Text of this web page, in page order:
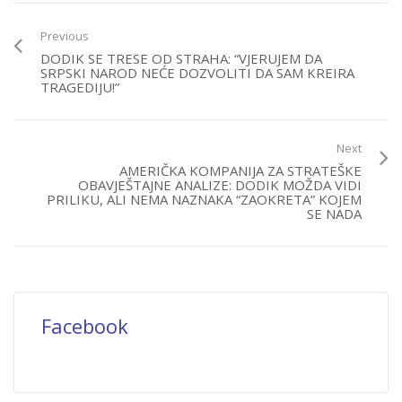
Previous
DODIK SE TRESE OD STRAHA: “VJERUJEM DA
SRPSKI NAROD NEĆE DOZVOLITI DA SAM KREIRA
TRAGEDIJU!”
Next
AMERIČKA KOMPANIJA ZA STRATEŠKE
OBAVJEŠTAJNE ANALIZE: DODIK MOŽDA VIDI
PRILIKU, ALI NEMA NAZNAKA “ZAOKRETA” KOJEM
SE NADA
Facebook